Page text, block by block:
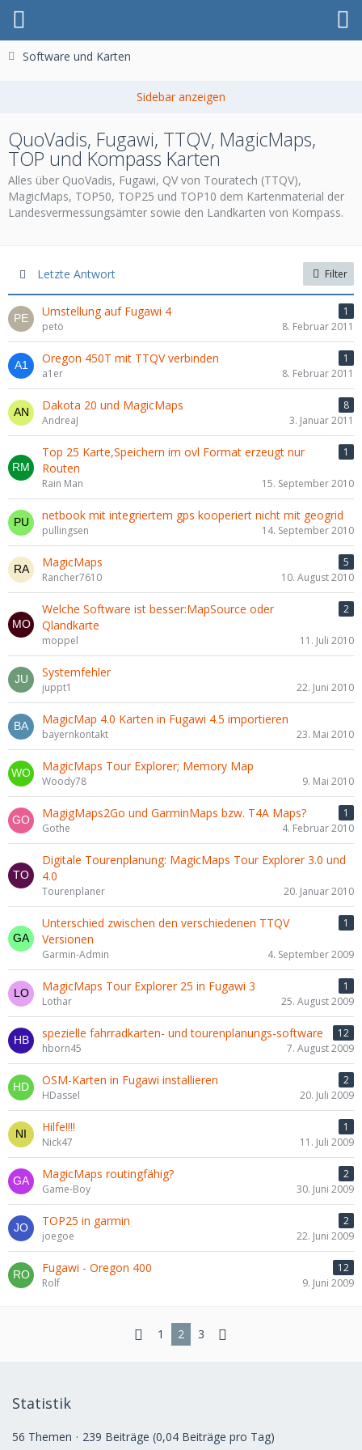
Software und Karten
QuoVadis, Fugawi, TTQV, MagicMaps,
TOP und Kompass Karten
Alles über QuoVadis, Fugawi, QV von Touratech (TTQV),
MagicMaps, TOP50, TOP25 und TOP10 dem Kartenmaterial der
Landesvermessungsämter sowie den Landkarten von Kompass.
Letzte Antwort Filter
Umstellung auf Fugawi 4
1
petö
8. Februar 2011
Oregon 450T mit TTQV verbinden
1
a1er
8. Februar 2011
Dakota 20 und MagicMaps
8
AndreaJ
3. Januar 2011
Top 25 Karte,Speichern im ovl Format erzeugt nur
Routen
1
Rain Man 15. September 2010
netbook mit integriertem gps kooperiert nicht mit geogrid
pullingsen 14. September 2010
MagicMaps
5
Rancher7610
10. August 2010
Welche Software ist besser:MapSource oder
Qlandkarte
2
moppel 11. Juli 2010
Systemfehler
juppt1 22. Juni 2010
MagicMap 4.0 Karten in Fugawi 4.5 importieren
bayernkontakt 23. Mai 2010
MagicMaps Tour Explorer; Memory Map
Woody78 9. Mai 2010
MagigMaps2Go und GarminMaps bzw. T4A Maps?
1
Gothe
4. Februar 2010
Digitale Tourenplanung: MagicMaps Tour Explorer 3.0 und
4.0
Tourenplaner 20. Januar 2010
Unterschied zwischen den verschiedenen TTQV
Versionen
1
Garmin-Admin 4. September 2009
MagicMaps Tour Explorer 25 in Fugawi 3
1
Lothar
25. August 2009
spezielle fahrradkarten- und tourenplanungs-software
12
hborn45
7. August 2009
OSM-Karten in Fugawi installieren
2
HDassel
20. Juli 2009
Hilfe!!!!
1
Nick47
11. Juli 2009
MagicMaps routingfähig?
2
Game-Boy
30. Juni 2009
TOP25 in garmin
2
joegoe
22. Juni 2009
Fugawi - Oregon 400
12
Rolf
9. Juni 2009
1 2 3
Statistik
56 Themen 239 Beiträge (0,04 Beiträge pro Tag)